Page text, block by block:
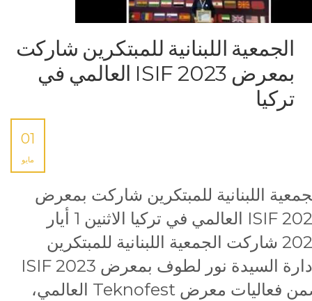
الجمعية اللبنانية للمبتكرين شاركت
بمعرض ISIF 2023 العالمي في
تركيا
01
مايو
اللبنانية للمبتكرين شاركت بمعرض
ISIF 2023 العالمي في تركيا الاثنين 1 أيار
2023 شاركت الجمعية اللبنانية للمبتكرين
بإدارة السيدة نور لطوف بمعرض ISIF 2023
ضمن فعاليات معرض Teknofest العالمي،